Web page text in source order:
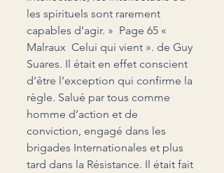
les spirituels sont rarement
capables d’agir. »  Page 65 «
Malraux  Celui qui vient ». de Guy
Suares. Il était en effet conscient
d’être l’exception qui confirme la
règle. Salué par tous comme
homme d’action et de
conviction, engagé dans les
brigades Internationales et plus
tard dans la Résistance. Il était fait